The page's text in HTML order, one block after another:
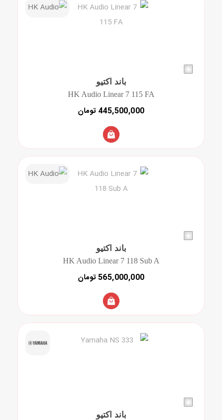
باند اکتیو
HK Audio Linear 7 115 FA
445,500,000 تومان
باند اکتیو
HK Audio Linear 7 118 Sub A
565,000,000 تومان
باند اکتیو